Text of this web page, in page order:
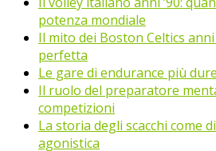
potenza mondiale
Il mito dei Boston Celtics anni
perfetta
Le gare di endurance più
Il ruolo del preparatore
competizioni
La storia degli scacchi come
agonistica